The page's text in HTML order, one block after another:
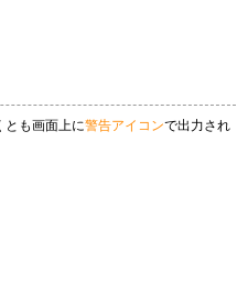
とも画面上に警告アイコンで出力され